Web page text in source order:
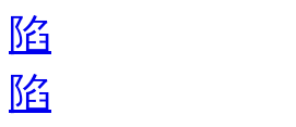
陷
陷